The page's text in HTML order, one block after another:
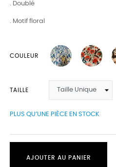
. Doublé
. Motif floral
COULEUR
TAILLE
PLUS QU’UNE PIÈCE EN STOCK
AJOUTER AU PANIER